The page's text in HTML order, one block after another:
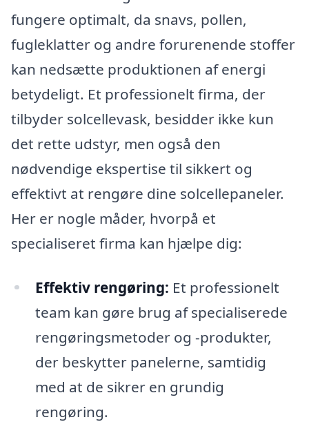
fungere optimalt, da snavs, pollen,
fugleklatter og andre forurenende stoffer
kan nedsætte produktionen af energi
betydeligt. Et professionelt firma, der
tilbyder solcellevask, besidder ikke kun
det rette udstyr, men også den
nødvendige ekspertise til sikkert og
effektivt at rengøre dine solcellepaneler.
Her er nogle måder, hvorpå et
specialiseret firma kan hjælpe dig:
Effektiv rengøring: Et professionelt
team kan gøre brug af specialiserede
rengøringsmetoder og -produkter,
der beskytter panelerne, samtidig
med at de sikrer en grundig
rengøring.